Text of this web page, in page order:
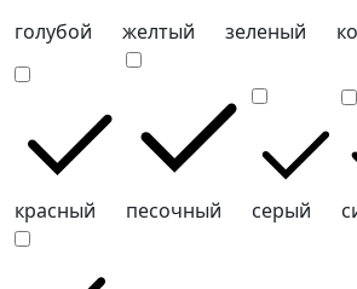
голубой желтый зеленый
красный песочный серый